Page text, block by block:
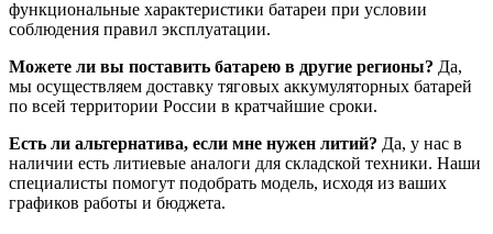
функциональные характеристики батареи при условии
соблюдения правил эксплуатации.
Можете ли вы поставить батарею в другие регионы? Да,
мы осуществляем доставку тяговых аккумуляторных батарей
по всей территории России в кратчайшие сроки.
Есть ли альтернатива, если мне нужен литий? Да, у нас в
наличии есть литиевые аналоги для складской техники. Наши
специалисты помогут подобрать модель, исходя из ваших
графиков работы и бюджета.